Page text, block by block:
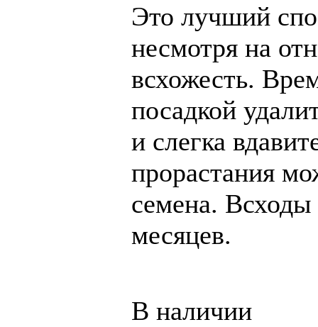
Это лучший
несмотря на
всхожесть.
посадкой
и слегка
прорастания
семена. Всходы
месяцев.
В наличии